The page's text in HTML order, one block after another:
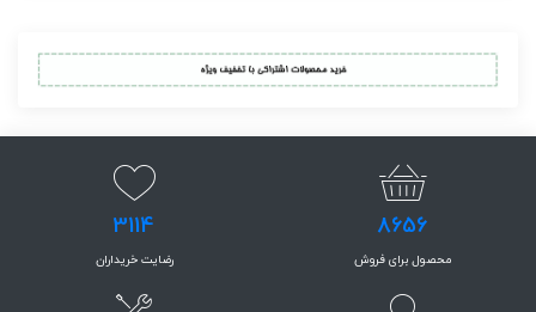
8656
محصول برای فروش
3114
رضایت خریداران